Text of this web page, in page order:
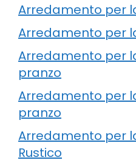
Arredamento per
Arredamento per
Arredamento per
pranzo
Arredamento per
pranzo
Arredamento per
Rustico